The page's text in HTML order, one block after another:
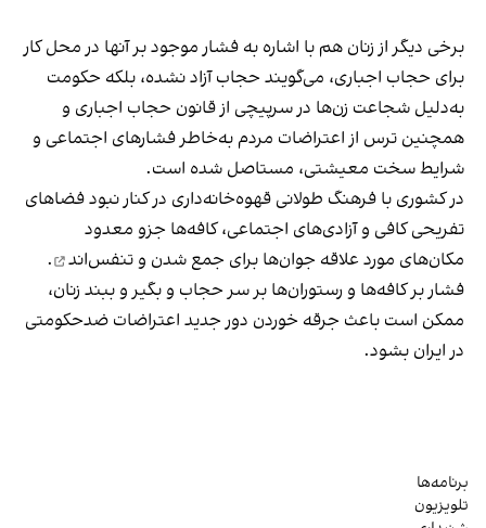
برخی دیگر از زنان هم با اشاره به فشار موجود بر آنها در محل کار
برای حجاب اجباری، می‌گویند حجاب آزاد نشده، بلکه حکومت
به‌دلیل شجاعت زن‌ها در سرپیچی از قانون حجاب اجباری و
همچنین ترس از اعتراضات مردم به‌خاطر فشارهای اجتماعی و
شرایط سخت معیشتی، مستاصل شده است.
در کشوری با فرهنگ طولانی قهوه‌‌خانه‌داری در کنار نبود فضاهای
تفریحی کافی و آزادی‌های اجتماعی، کافه‌ها جزو معدود
مکان‌های مورد علاقه جوان‌ها برای جمع شدن و تنفس‌اند
.
فشار بر کافه‌ها و رستوران‌ها بر سر حجاب و بگیر و ببند زنان،
ممکن است باعث جرقه خوردن دور جدید اعتراضات ضدحکومتی
در ایران بشود.
برنامه‌ها
تلویزیون